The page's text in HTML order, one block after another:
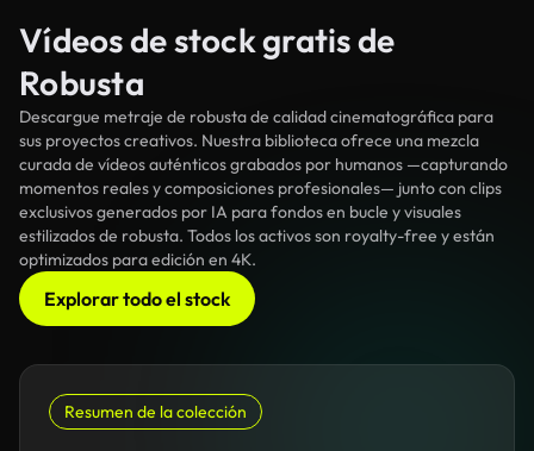
Vídeos de stock gratis de
Robusta
Descargue metraje de robusta de calidad cinematográfica para
sus proyectos creativos. Nuestra biblioteca ofrece una mezcla
curada de vídeos auténticos grabados por humanos —capturando
momentos reales y composiciones profesionales— junto con clips
exclusivos generados por IA para fondos en bucle y visuales
estilizados de robusta. Todos los activos son royalty-free y están
optimizados para edición en 4K.
Explorar todo el stock
Resumen de la colección